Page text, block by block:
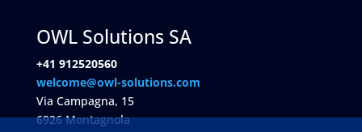
OWL Solutions SA
+41 912520560
welcome@owl-solutions.com
Via Campagna, 15
6926 Montagnola